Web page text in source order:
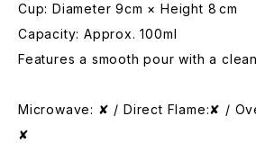
Cup: Diameter 9cm × Height 8 cm
Capacity: Approx. 100ml
Features a smooth pour with a
Microwave: ✘ / Direct Flame:✘ /
✘